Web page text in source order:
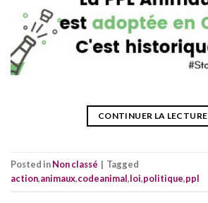
CONTINUER LA LECTURE
Posted inNon classé | Tagged
action,animaux,codeanimal,loi,politique,ppl